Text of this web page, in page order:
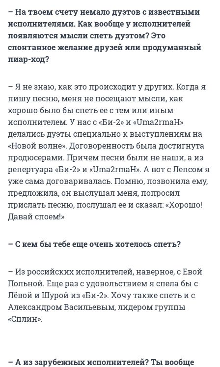
– На твоем счету немало дуэтов с известными
исполнителями. Как вообще у исполнителей
появляются мысли спеть дуэтом? Это
спонтанное желание друзей или продуманный
пиар-ход?
– Я не знаю, как это происходит у других. Когда я
пишу песню, меня не посещают мысли, как
хорошо было бы спеть ее с тем или иным
исполнителем. У нас с «Би-2» и «Uma2rmaH»
делались дуэты специально к выступлениям на
«Новой волне». Договоренность была достигнута
продюсерами. Причем песни были не наши, а из
репертуара «Би-2» и «Uma2rmaH». А вот с Лепсом я
уже сама договаривалась. Помню, позвонила ему,
предложила, он выслушал меня, попросил
прислать песню, послушал ее и сказал: «Хорошо!
Давай споем!»
– С кем бы тебе еще очень хотелось спеть?
– Из российских исполнителей, наверное, с Евой
Польной. Еще раз с удовольствием я спела бы с
Лёвой и Шурой из «Би-2». Хочу также спеть и с
Александром Васильевым, лидером группы
«Сплин».
– А из зарубежных исполнителей? Ты вообще